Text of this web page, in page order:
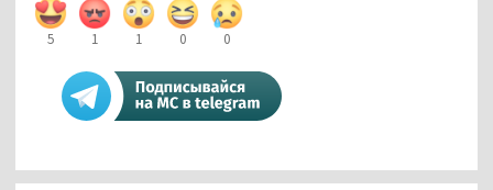
5 1 1 0 0